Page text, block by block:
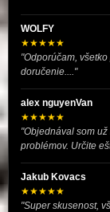
WOLFY
★★★★★
"Odporúčam,
doručenie...."
alex nguyenVan
★★★★★
"Objednával som
problémov. Určite
Jakub Kovacs
★★★★★
"Super skusenost,